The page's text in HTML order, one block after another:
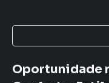
Oportunidade